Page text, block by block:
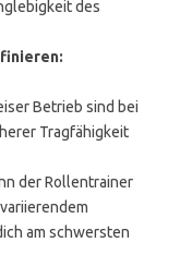
des
Betrieb sind bei
Tragfähigkeit
der Rollentrainer
am schwersten